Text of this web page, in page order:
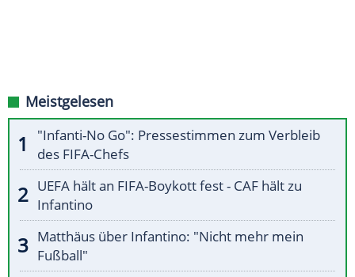
Meistgelesen
"Infanti-No Go": Pressestimmen zum Verbleib
des FIFA-Chefs
UEFA hält an FIFA-Boykott fest - CAF hält zu
Infantino
Matthäus über Infantino: "Nicht mehr mein
Fußball"